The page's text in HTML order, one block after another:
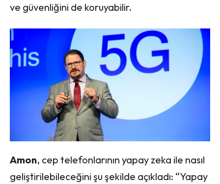
ve güvenliğini de koruyabilir.
Amon, cep telefonlarının yapay zeka ile nasıl
geliştirilebileceğini şu şekilde açıkladı: “Yapay